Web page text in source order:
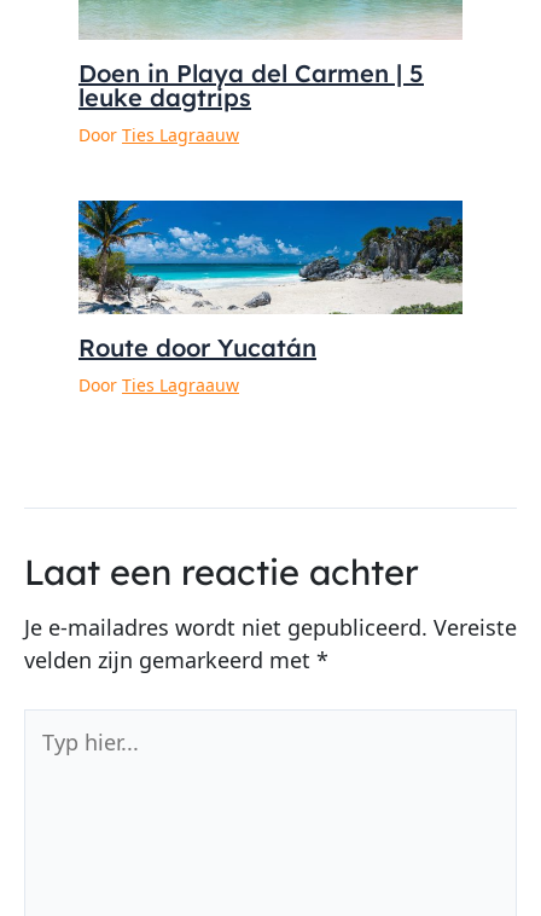
Doen in Playa del Carmen | 5
leuke dagtrips
Door Ties Lagraauw
Route door Yucatán
Door Ties Lagraauw
Laat een reactie achter
Je e-mailadres wordt niet gepubliceerd. Vereiste
velden zijn gemarkeerd met *
hier...